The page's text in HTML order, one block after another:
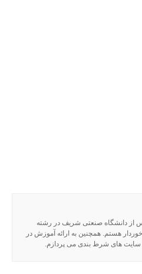
از دانشگاه صنعتی شریف در رشته
هستم. همچنین به ارائه آموزش در
سایت های شرط بندی می پردازم.